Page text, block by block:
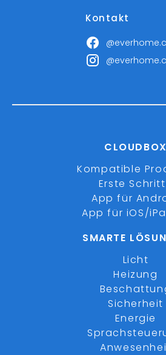
Kontakt
CLOUDBOX
Kompatible
Erste
App für
App für iOS/
SMARTE
Licht
Heizung
Sicherheit
Energie